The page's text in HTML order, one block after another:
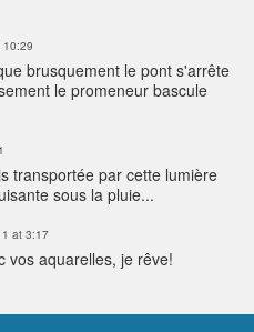
10:29
brusquement le pont s'arrête
le promeneur bascule
transportée par cette lumière
sous la pluie...
at 3:17
vos aquarelles, je rêve!